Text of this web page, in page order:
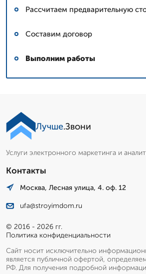
Рассчитаем предварительную
Составим договор
Выполним работы
Лучше.Звони
Услуги электронного маркетинга и
Контакты
Москва, Лесная улица, 4. оф. 12
ufa@stroyimdom.ru
© 2016 - 2026 гг.
Политика конфиденциальности
Сайт носит исключительно
является публичной офертой,
РФ. Для получения подробной